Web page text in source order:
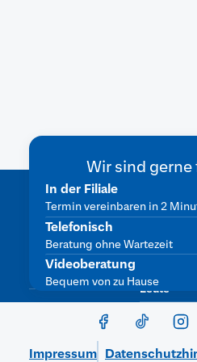
Wir sind
In der Filiale
Termin vereinbaren in 2
Telefonisch
Beratung ohne Wartezeit
Videoberatung
Bequem von zu Hause
Was uns
wichtig ist
Engagement &
Stiftungsarbeit
Dein Online-Banking
Nachhaltigkeit
Beliebte
Finanzen
Eigenheim
Finanzen
Leute
Impressum